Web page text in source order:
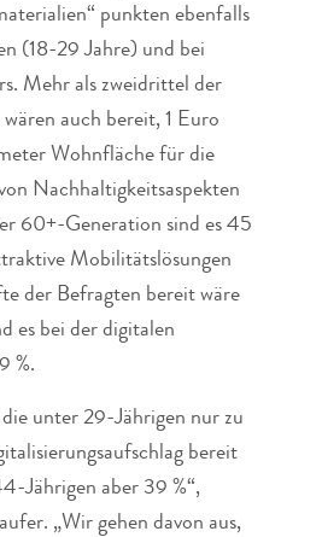
punkten ebenfalls
(18-29 Jahre) und bei
Mehr als zweidrittel der
auch bereit, 1 Euro
Wohnfläche für die
Nachhaltigkeitsaspekten
60+-Generation sind es 45
Mobilitätslösungen
der Befragten bereit wäre
es bei der digitalen
%.
unter 29-Jährigen nur zu
bereit
Jährigen aber 39 %“,
„Wir gehen davon aus,